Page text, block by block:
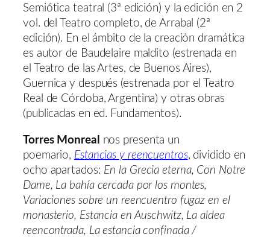
Semiótica teatral (3ª edición) y la edición en 2
vol. del Teatro completo, de Arrabal (2ª
edición). En el ámbito de la creación dramática
es autor de Baudelaire maldito (estrenada en
el Teatro de las Artes, de Buenos Aires),
Guernica y después (estrenada por el Teatro
Real de Córdoba, Argentina) y otras obras
(publicadas en ed. Fundamentos).
Torres Monreal
nos presenta un
poemario, Estancias y reencuentros, dividido en
ocho apartados: En la Grecia eterna, Con Notre
Dame, La bahía cercada por los montes,
Variaciones sobre un reencuentro fugaz en el
monasterio, Estancia en Auschwitz, La aldea
reencontrada, La estancia confinada /